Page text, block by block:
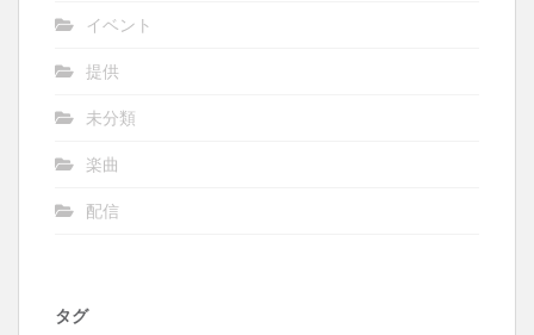
イベント
提供
未分類
楽曲
配信
タグ